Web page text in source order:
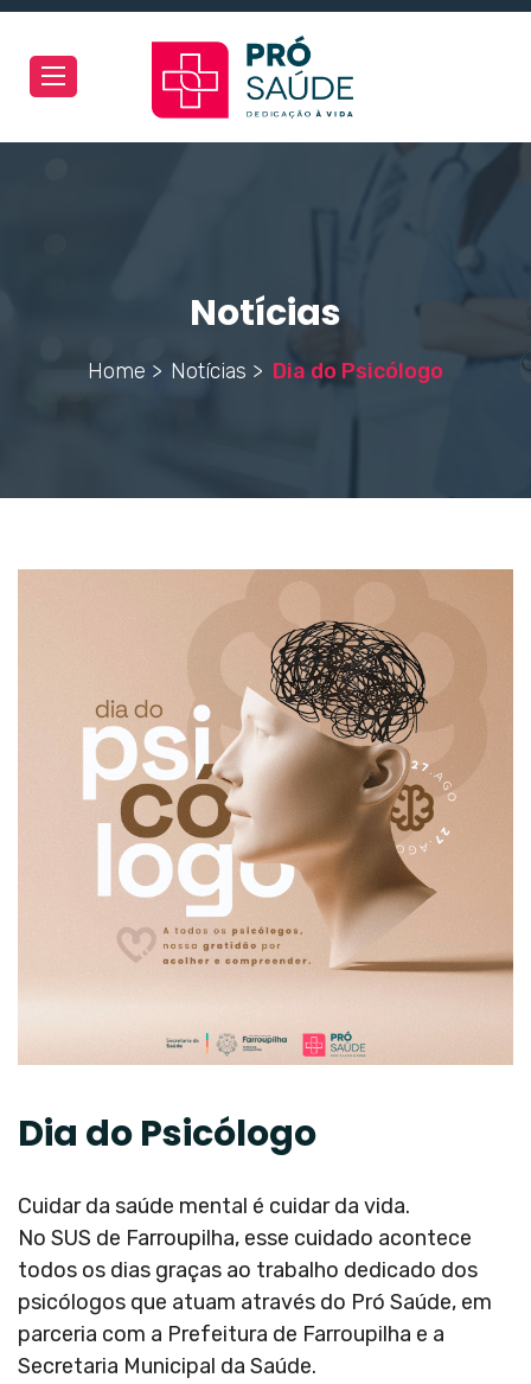
Toggle
navigation
Notícias
Home > Notícias > Dia do Psicólogo
Dia do Psicólogo
Cuidar da saúde mental é cuidar da vida.
No SUS de Farroupilha, esse cuidado acontece
todos os dias graças ao trabalho dedicado dos
psicólogos que atuam através do Pró Saúde, em
parceria com a Prefeitura de Farroupilha e a
Secretaria Municipal da Saúde.